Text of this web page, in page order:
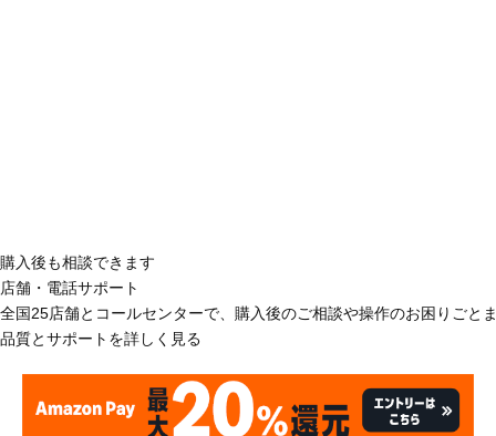
購入後も相談できます
店舗・電話サポート
全国25店舗とコールセンターで、購入後のご相談や操作のお困りごと
品質とサポートを詳しく見る